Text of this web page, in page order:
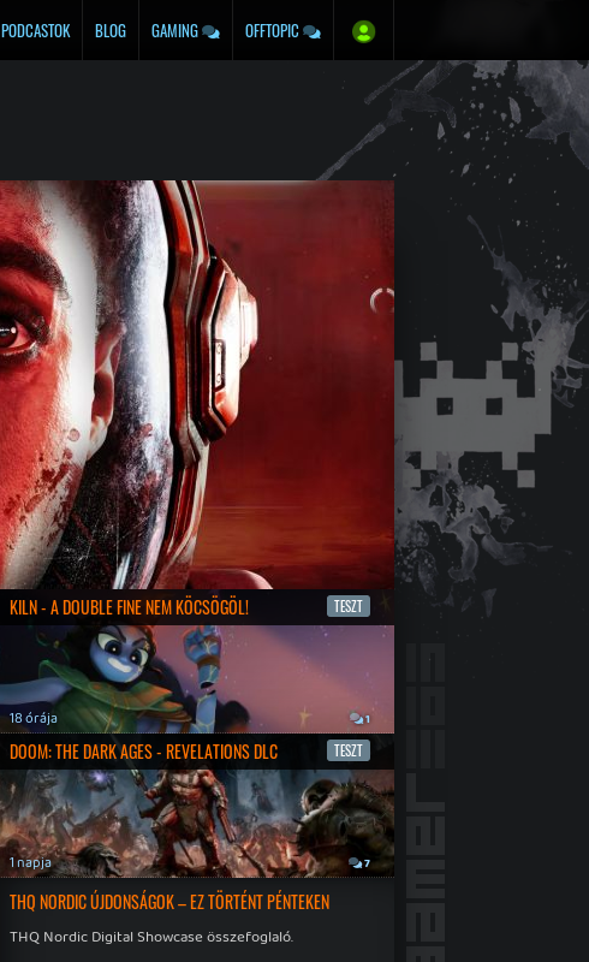
PODCASTOK BLOG GAMING OFFTOPIC
KILN - A DOUBLE FINE NEM KÖCSÖGÖL! TESZT
18 órája 1
DOOM: THE DARK AGES - REVELATIONS DLC TESZT
1 napja 7
THQ NORDIC ÚJDONSÁGOK – EZ TÖRTÉNT PÉNTEKEN
THQ Nordic Digital Showcase összefoglaló.